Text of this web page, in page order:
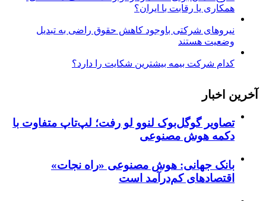
همکاری یا رقابت با ایران؟
نیروهای شرکتی باوجود کاهش حقوق راضی به تبدیل
وضعیت هستند
کدام شرکت بیمه بیشترین شکایت را دارد؟
آخرین اخبار
تصاویر گوگل‌بوک لنوو لو رفت؛ لپ‌تاپ متفاوت با
دکمه هوش مصنوعی
بانک جهانی: هوش مصنوعی «راه نجات»
اقتصادهای کم‌درآمد است